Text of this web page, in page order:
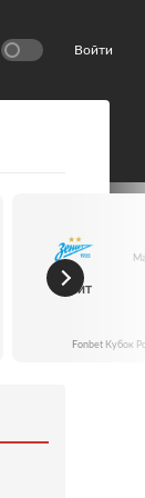
Войти
Зенит
Fonbet Кубок